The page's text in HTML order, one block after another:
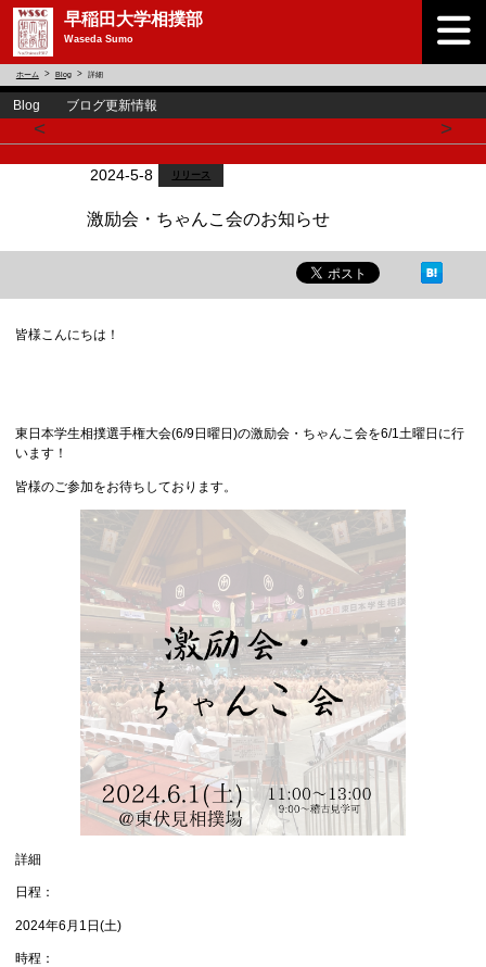
早稲田大学相撲部
Waseda Sumo
ホーム Blog 詳細
Blog ブログ更新情報
< >
2024-5-8 リリース
激励会・ちゃんこ会のお知らせ
皆様こんにちは！
東日本学生相撲選手権大会(6/9日曜日)の激励会・ちゃんこ会を6/1土曜日に行
います！
皆様のご参加をお待ちしております。
詳細
日程：
2024年6月1日(土)
時程：